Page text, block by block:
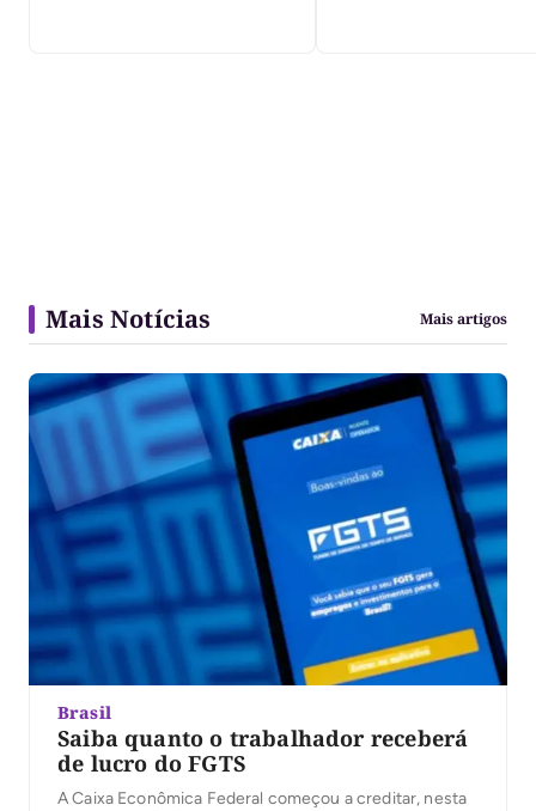
Mais Notícias Mais artigos
Brasil
Saiba quanto o trabalhador receberá
de lucro do FGTS
A Caixa Econômica Federal começou a creditar, nesta